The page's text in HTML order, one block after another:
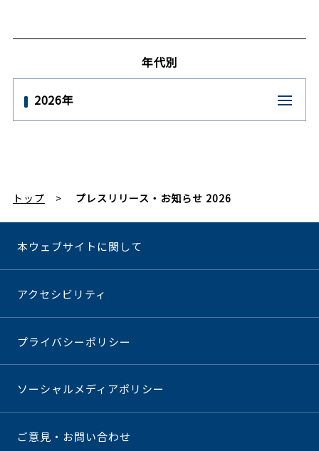
年代別
2026年
トップ プレスリリース・お知らせ 2026
本ウェブサイトに関して
アクセシビリティ
プライバシーポリシー
ソーシャルメディアポリシー
ご意見・お問い合わせ